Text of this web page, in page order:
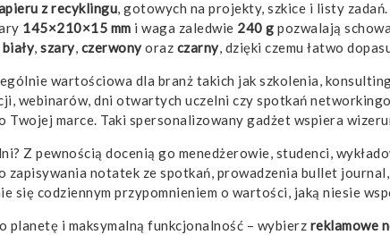
z recyklingu , gotowych na projekty, szkice i listy
145×210×15 mm i waga zaledwie 240 g pozwalają
biały, szary, czerwonyoraz czarny, dzięki czemu łatwo
wartościowa dla branż takich jak szkolenia,
webinarów, dni otwartych uczelni czy spotkań
Twojej marce. Taki spersonalizowany gadżet wspiera
Z pewnością docenią go menedżerowie, studenci,
zapisywania notatek ze spotkań, prowadzenia bullet
się codziennym przypomnieniem o wartości, jaką niesie
i maksymalną funkcjonalność – wybierz reklamowe